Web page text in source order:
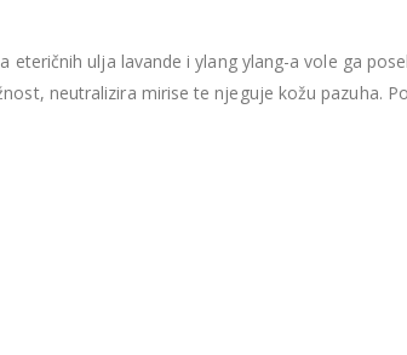
ulja lavande i ylang ylang-a vole ga
neutralizira mirise te njeguje kožu pazuha.